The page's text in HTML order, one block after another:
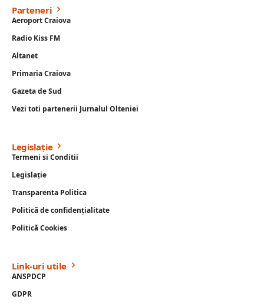
Parteneri
Aeroport Craiova
Radio Kiss FM
Altanet
Primaria Craiova
Gazeta de Sud
Vezi toti partenerii Jurnalul Olteniei
Legislație
Termeni si Conditii
Legislație
Transparenta Politica
Politică de confidențialitate
Politică Cookies
Link-uri utile
ANSPDCP
GDPR